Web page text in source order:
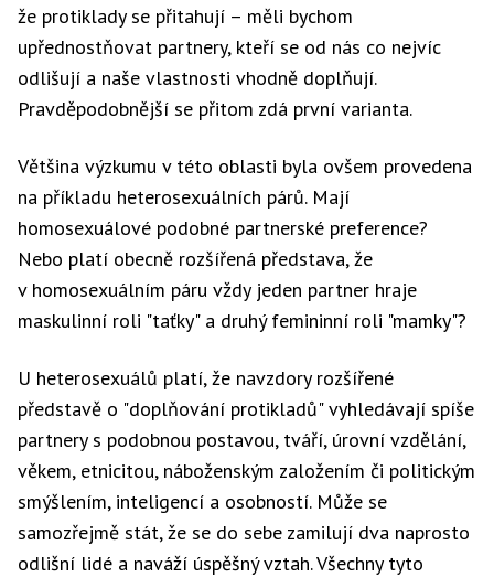
že protiklady se přitahují – měli bychom
upřednostňovat partnery, kteří se od nás co nejvíc
odlišují a naše vlastnosti vhodně doplňují.
Pravděpodobnější se přitom zdá první varianta.
Většina výzkumu v této oblasti byla ovšem provedena
na příkladu heterosexuálních párů. Mají
homosexuálové podobné partnerské preference?
Nebo platí obecně rozšířená představa, že
v homosexuálním páru vždy jeden partner hraje
maskulinní roli "taťky" a druhý femininní roli "mamky"?
U heterosexuálů platí, že navzdory rozšířené
představě o "doplňování protikladů" vyhledávají spíše
partnery s podobnou postavou, tváří, úrovní vzdělání,
věkem, etnicitou, náboženským založením či politickým
smýšlením, inteligencí a osobností. Může se
samozřejmě stát, že se do sebe zamilují dva naprosto
odlišní lidé a naváží úspěšný vztah. Všechny tyto